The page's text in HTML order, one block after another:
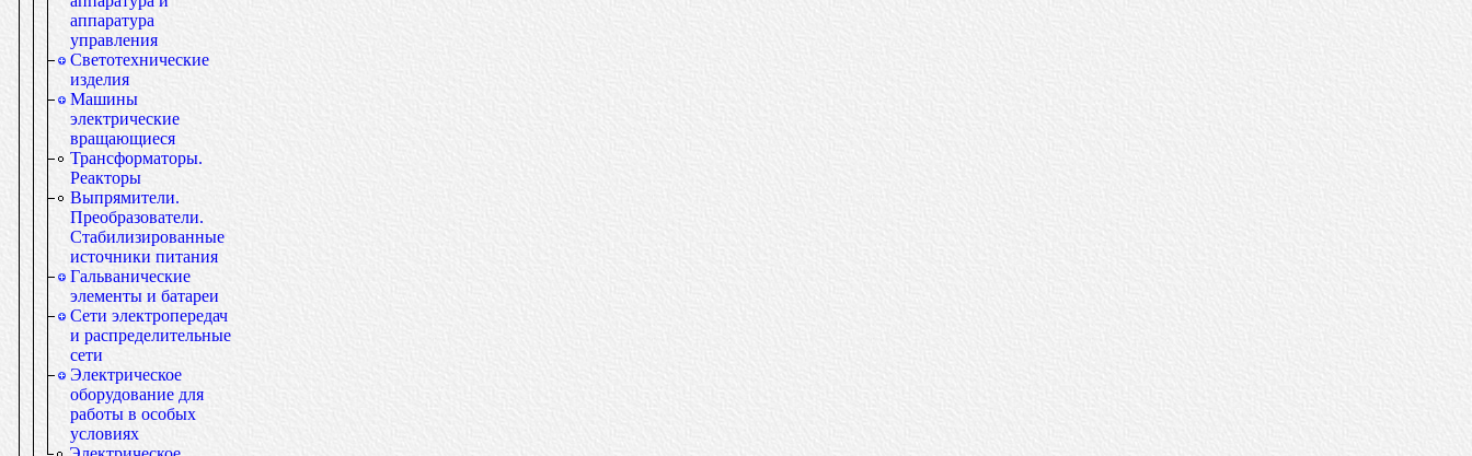
аппаратура
управления
Светотехнические
изделия
Машины
электрические
вращающиеся
Трансформаторы.
Реакторы
Выпрямители.
Преобразователи.
Стабилизированные
источники питания
Гальванические
элементы и батареи
Сети электропередач
и распределительные
сети
Электрическое
оборудование для
работы в особых
условиях